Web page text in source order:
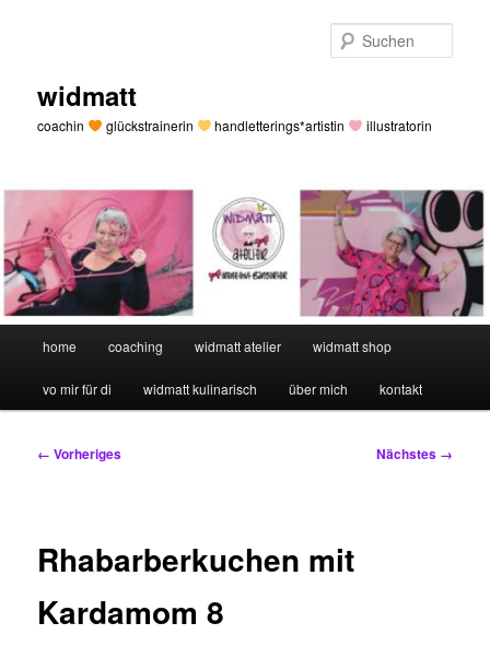
widmatt
coachin glückstrainerin handletterings*artistin illustratorin
home coaching widmatt atelier widmatt shop
vo mir für di widmatt kulinarisch über mich kontakt
Bilder-
← Vorheriges Nächstes →
Rhabarberkuchen mit
Kardamom 8